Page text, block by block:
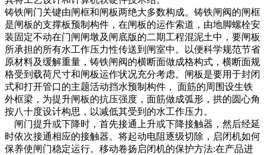
铸铁闸门关键由闸框和闸板两绝大多数构成。铸铁闸阀的闸框
是闸板的支撑板预制构件，在闸板的运作索道，由地脚螺栓安
装固定不动在门闸闸墩及闸底版的二期工程混泥土中，要闸板
所承担的所有水工作压力性传送到闸室中。以便科学规范节省
原材料及缓解重量，铸铁闸阀的横断面做成格构式，横断面规
格受到载荷尺寸和闸板运作状况充分考虑。闸板是要用于封闭
式和打开管口的主题活动挡水预制构件， 面筋的周围设生铁
外框梁，为提升闸板的抗压强度，面筋做成弧形，拱的圆心角
按八十度设计构思，以减低其受到的水工作压力。
闸门提升或下降时，首先接通上升或下降接触器，然后经延
时依次接通相应的接触器。将起动电阻逐级切除，启闭机如何
保养使闸门稳定运行。移动卷扬启闭机的保护方法:在产品进